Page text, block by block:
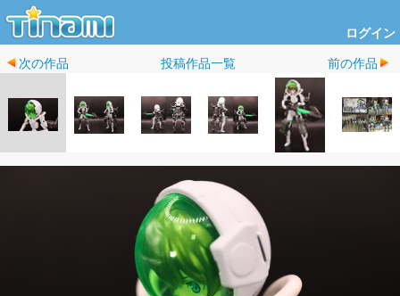
ログイン
次の作品 投稿作品一覧 前の作品